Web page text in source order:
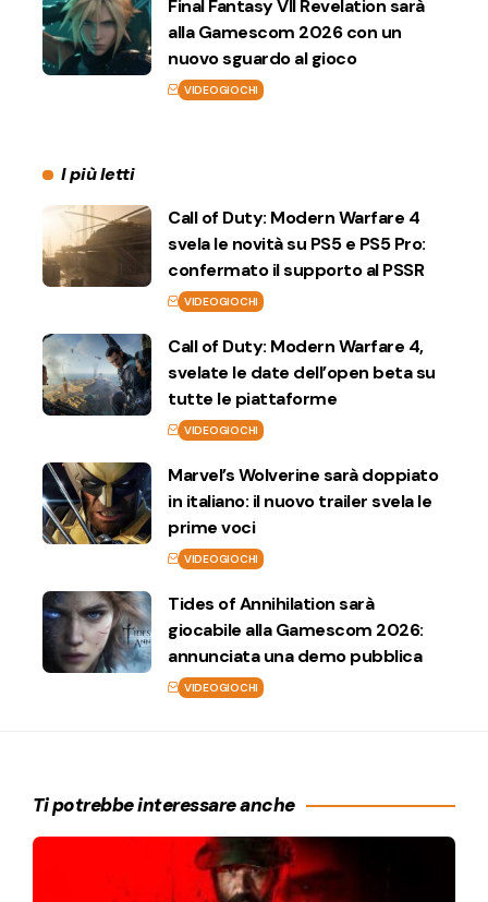
Final Fantasy VII Revelation sarà
alla Gamescom 2026 con un
nuovo sguardo al gioco
VIDEOGIOCHI
I più letti
Call of Duty: Modern Warfare 4
svela le novità su PS5 e PS5 Pro:
confermato il supporto al PSSR
VIDEOGIOCHI
Call of Duty: Modern Warfare 4,
svelate le date dell’open beta su
tutte le piattaforme
VIDEOGIOCHI
Marvel’s Wolverine sarà doppiato
in italiano: il nuovo trailer svela le
prime voci
VIDEOGIOCHI
Tides of Annihilation sarà
giocabile alla Gamescom 2026:
annunciata una demo pubblica
VIDEOGIOCHI
Ti potrebbe interessare anche